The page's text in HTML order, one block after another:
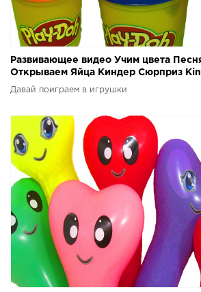
Развивающее видео Учим цвета
Открываем Яйца Киндер Сюрприз
Давай поиграем в игрушки